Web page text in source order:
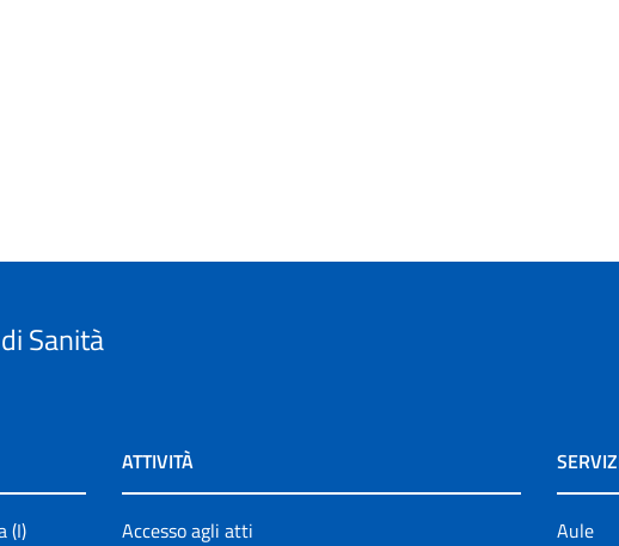
Sanità
(I)
ATTIVITÀ
Accesso agli atti
Aule